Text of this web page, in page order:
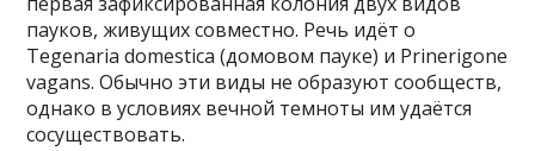
пауков, живущих совместно. Речь идёт о
Tegenaria domestica (домовом пауке) и Prinerigone
vagans. Обычно эти виды не образуют сообществ,
однако в условиях вечной темноты им удаётся
сосуществовать.